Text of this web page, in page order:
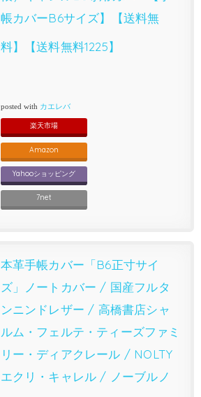
帳カバーB6サイズ】【送料無
料】【送料無料1225】
posted with カエレバ
楽天市場
Amazon
Yahooショッピング
7net
本革手帳カバー「B6正寸サイ
ズ」ノートカバー / 国産フルタ
ンニンドレザー / 高橋書店シャ
ルム・フェルテ・ティーズファミ
リー・ディアクレール / NOLTY
エクリ・キャレル / ノーブルノ